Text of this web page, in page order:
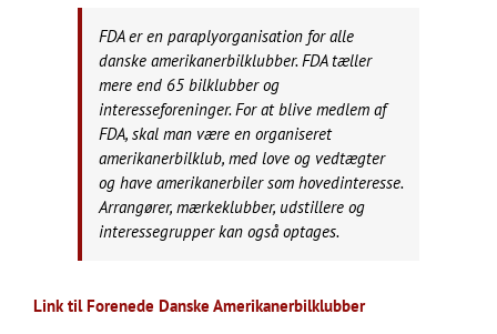
FDA er en paraplyorganisation for alle
danske amerikanerbilklubber. FDA tæller
mere end 65 bilklubber og
interesseforeninger. For at blive medlem af
FDA, skal man være en organiseret
amerikanerbilklub, med love og vedtægter
og have amerikanerbiler som hovedinteresse.
Arrangører, mærkeklubber, udstillere og
interessegrupper kan også optages.
Link til Forenede Danske Amerikanerbilklubber